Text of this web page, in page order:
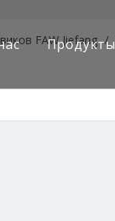
Продукты
FAW Jiefang /